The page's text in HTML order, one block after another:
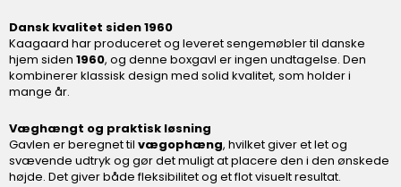
Dansk kvalitet siden 1960
Kaagaard har produceret og leveret sengemøbler til danske
hjem siden 1960, og denne boxgavl er ingen undtagelse. Den
kombinerer klassisk design med solid kvalitet, som holder i
mange år.
Væghængt og praktisk løsning
Gavlen er beregnet til vægophæng, hvilket giver et let og
svævende udtryk og gør det muligt at placere den i den ønskede
højde. Det giver både fleksibilitet og et flot visuelt resultat.